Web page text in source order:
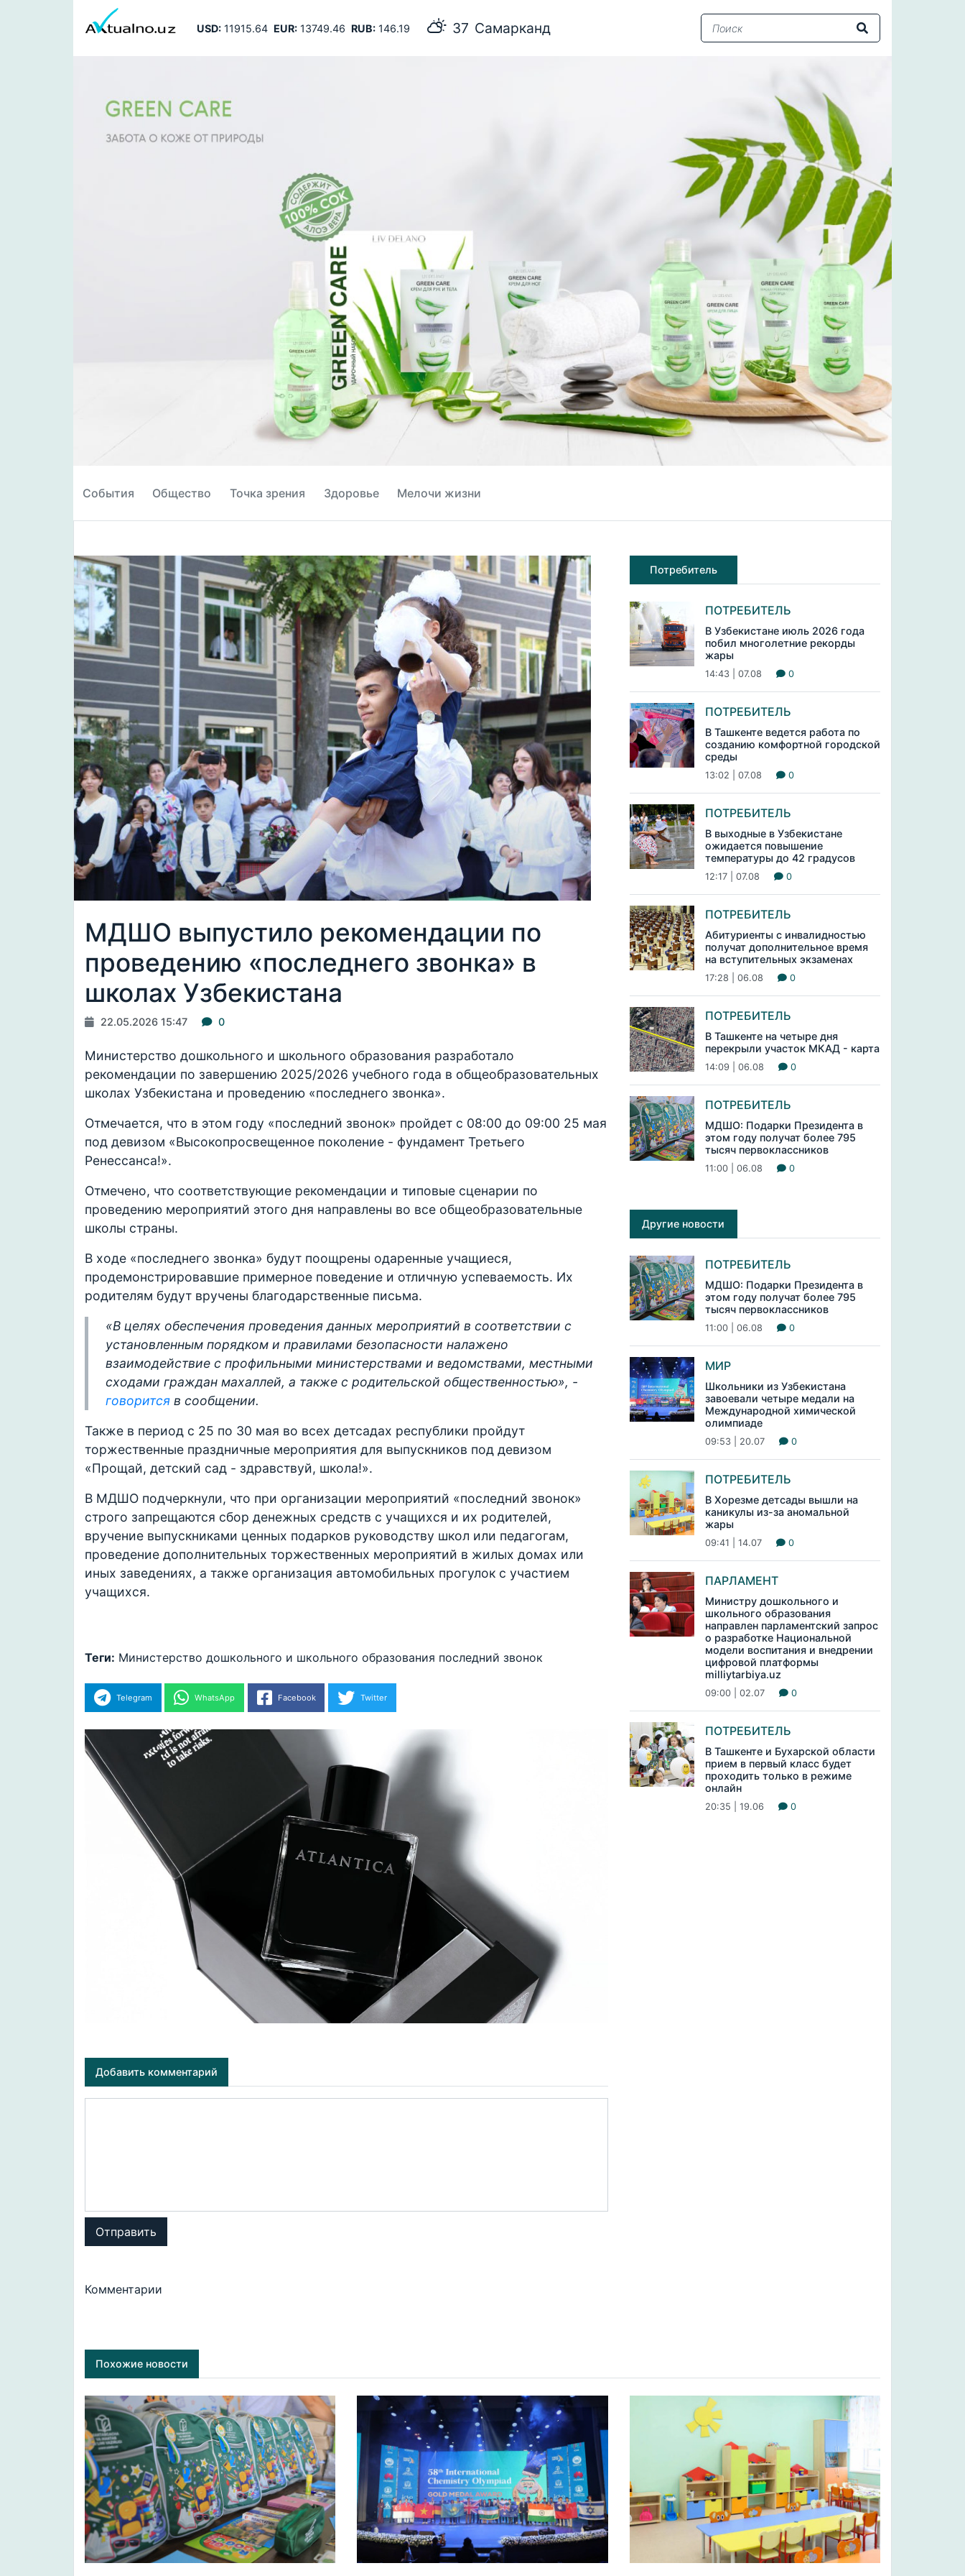
USD:11915.64 EUR:13749.46 RUB:146.19 37 Самарканд
События Общество Точка зрения Здоровье Мелочи жизни
МДШО выпустило рекомендации по
проведению «последнего звонка» в
школах Узбекистана
22.05.2026 15:47 0
Министерство дошкольного и школьного образования разработало
рекомендации по завершению 2025/2026 учебного года в общеобразовательных
школах Узбекистана и проведению «последнего звонка».
Отмечается, что в этом году «последний звонок» пройдет с 08:00 до 09:00 25 мая
под девизом «Высокопросвещенное поколение - фундамент Третьего
Ренессанса!».
Отмечено, что соответствующие рекомендации и типовые сценарии по
проведению мероприятий этого дня направлены во все общеобразовательные
школы страны.
В ходе «последнего звонка» будут поощрены одаренные учащиеся,
продемонстрировавшие примерное поведение и отличную успеваемость. Их
родителям будут вручены благодарственные письма.
«В целях обеспечения проведения данных мероприятий в соответствии с
установленным порядком и правилами безопасности налажено
взаимодействие с профильными министерствами и ведомствами, местными
сходами граждан махаллей, а также с родительской общественностью», -
говорится в сообщении.
Также в период с 25 по 30 мая во всех детсадах республики пройдут
торжественные праздничные мероприятия для выпускников под девизом
«Прощай, детский сад - здравствуй, школа!».
В МДШО подчеркнули, что при организации мероприятий «последний звонок»
строго запрещаются сбор денежных средств с учащихся и их родителей,
вручение выпускниками ценных подарков руководству школ или педагогам,
проведение дополнительных торжественных мероприятий в жилых домах или
иных заведениях, а также организация автомобильных прогулок с участием
учащихся.
Теги: Министерство дошкольного и школьного образования последний звонок
Telegram WhatsApp Facebook Twitter
Добавить комментарий
Отправить
Комментарии
Потребитель
ПОТРЕБИТЕЛЬ
В Узбекистане июль 2026 года
побил многолетние рекорды
жары
14:43 | 07.08 0
ПОТРЕБИТЕЛЬ
В Ташкенте ведется работа по
созданию комфортной городской
среды
13:02 | 07.08 0
ПОТРЕБИТЕЛЬ
В выходные в Узбекистане
ожидается повышение
температуры до 42 градусов
12:17 | 07.08 0
ПОТРЕБИТЕЛЬ
Абитуриенты с инвалидностью
получат дополнительное время
на вступительных экзаменах
17:28 | 06.08 0
ПОТРЕБИТЕЛЬ
В Ташкенте на четыре дня
перекрыли участок МКАД - карта
14:09 | 06.08 0
ПОТРЕБИТЕЛЬ
МДШО: Подарки Президента в
этом году получат более 795
тысяч первоклассников
11:00 | 06.08 0
Другие новости
ПОТРЕБИТЕЛЬ
МДШО: Подарки Президента в
этом году получат более 795
тысяч первоклассников
11:00 | 06.08 0
МИР
Школьники из Узбекистана
завоевали четыре медали на
Международной химической
олимпиаде
09:53 | 20.07 0
ПОТРЕБИТЕЛЬ
В Хорезме детсады вышли на
каникулы из-за аномальной
жары
09:41 | 14.07 0
ПАРЛАМЕНТ
Министру дошкольного и
школьного образования
направлен парламентский запрос
о разработке Национальной
модели воспитания и внедрении
цифровой платформы
milliytarbiya.uz
09:00 | 02.07 0
ПОТРЕБИТЕЛЬ
В Ташкенте и Бухарской области
прием в первый класс будет
проходить только в режиме
онлайн
20:35 | 19.06 0
Похожие новости